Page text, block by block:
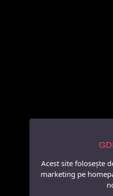
Acest site folosește
marketing pe